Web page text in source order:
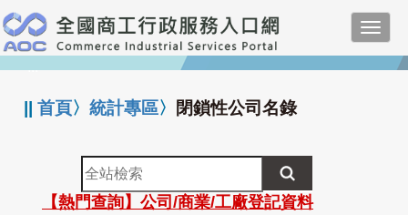
跳
到
主
要
:::
||首頁〉統計專區〉 閉鎖性公司名錄
全
站
檢
【熱門查詢】公司/商業/工廠登記資料